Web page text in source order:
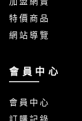
特 價 商 品
網 站 導 覽
會 員 中 心
會 員 中 心